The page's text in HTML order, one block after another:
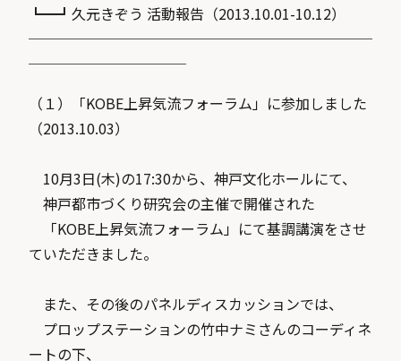
┗━┛久元きぞう 活動報告（2013.10.01-10.12）
────────────────────────
───────────
（１）「KOBE上昇気流フォーラム」に参加しました
（2013.10.03）
10月3日(木)の17:30から、神戸文化ホールにて、
神戸都市づくり研究会の主催で開催された
「KOBE上昇気流フォーラム」にて基調講演をさせ
ていただきました。
また、その後のパネルディスカッションでは、
プロップステーションの竹中ナミさんのコーディネ
ートの下、